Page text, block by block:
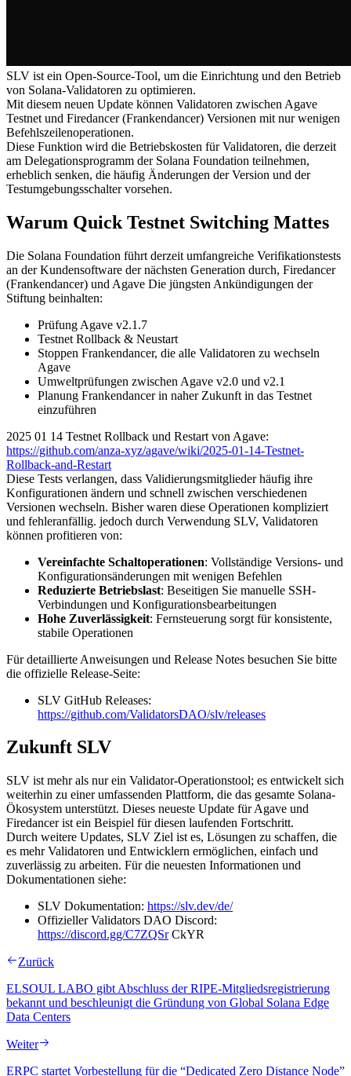
SLV ist ein Open-Source-Tool, um die Einrichtung und den Betrieb
von Solana-Validatoren zu optimieren.
Mit diesem neuen Update können Validatoren zwischen Agave
Testnet und Firedancer (Frankendancer) Versionen mit nur wenigen
Befehlszeilenoperationen.
Diese Funktion wird die Betriebskosten für Validatoren, die derzeit
am Delegationsprogramm der Solana Foundation teilnehmen,
erheblich senken, die häufig Änderungen der Version und der
Testumgebungsschalter vorsehen.
Warum Quick Testnet Switching Mattes
Die Solana Foundation führt derzeit umfangreiche Verifikationstests
an der Kundensoftware der nächsten Generation durch, Firedancer
(Frankendancer) und Agave Die jüngsten Ankündigungen der
Stiftung beinhalten:
Prüfung Agave v2.1.7
Testnet Rollback & Neustart
Stoppen Frankendancer, die alle Validatoren zu wechseln
Agave
Umweltprüfungen zwischen Agave v2.0 und v2.1
Planung Frankendancer in naher Zukunft in das Testnet
einzuführen
2025 01 14 Testnet Rollback und Restart von Agave:
https://github.com/anza-xyz/agave/wiki/2025-01-14-Testnet-
Rollback-and-Restart
Diese Tests verlangen, dass Validierungsmitglieder häufig ihre
Konfigurationen ändern und schnell zwischen verschiedenen
Versionen wechseln. Bisher waren diese Operationen kompliziert
und fehleranfällig. jedoch durch Verwendung SLV, Validatoren
können profitieren von:
Vereinfachte Schaltoperationen: Vollständige Versions- und
Konfigurationsänderungen mit wenigen Befehlen
Reduzierte Betriebslast: Beseitigen Sie manuelle SSH-
Verbindungen und Konfigurationsbearbeitungen
Hohe Zuverlässigkeit: Fernsteuerung sorgt für konsistente,
stabile Operationen
Für detaillierte Anweisungen und Release Notes besuchen Sie bitte
die offizielle Release-Seite:
SLV GitHub Releases:
https://github.com/ValidatorsDAO/slv/releases
Zukunft SLV
SLV ist mehr als nur ein Validator-Operationstool; es entwickelt sich
weiterhin zu einer umfassenden Plattform, die das gesamte Solana-
Ökosystem unterstützt. Dieses neueste Update für Agave und
Firedancer ist ein Beispiel für diesen laufenden Fortschritt.
Durch weitere Updates, SLV Ziel ist es, Lösungen zu schaffen, die
es mehr Validatoren und Entwicklern ermöglichen, einfach und
zuverlässig zu arbeiten. Für die neuesten Informationen und
Dokumentationen siehe:
SLV Dokumentation: https://slv.dev/de/
Offizieller Validators DAO Discord:
https://discord.gg/C7ZQSrCkYR
Zurück
ELSOUL LABO gibt Abschluss der RIPE-Mitgliedsregistrierung
bekannt und beschleunigt die Gründung von Global Solana Edge
Data Centers
Weiter
ERPC startet Vorbestellung für die “Dedicated Zero Distance Node”